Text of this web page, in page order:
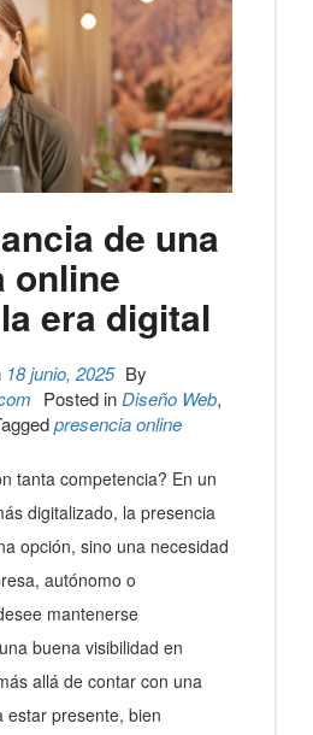
de una
online
era digital
18 junio, 2025 By
Posted inDiseño Web,
presencia online
tanta competencia? En un
digitalizado, la presencia
opción, sino una necesidad
autónomo o
mantenerse
buena visibilidad en
allá de contar con una
estar presente, bien